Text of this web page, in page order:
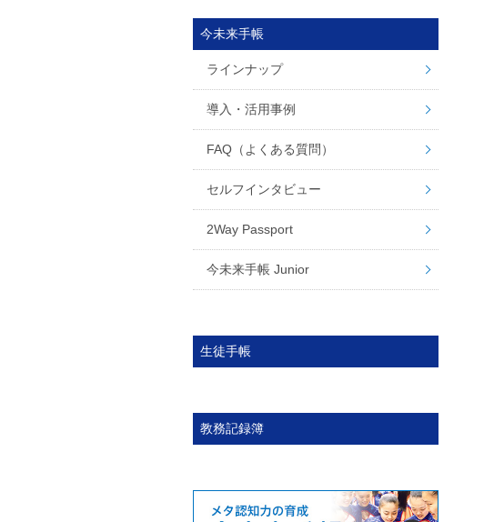
今未来手帳
ラインナップ
導入・活用事例
FAQ（よくある質問）
セルフインタビュー
2Way Passport
今未来手帳 Junior
生徒手帳
教務記録簿